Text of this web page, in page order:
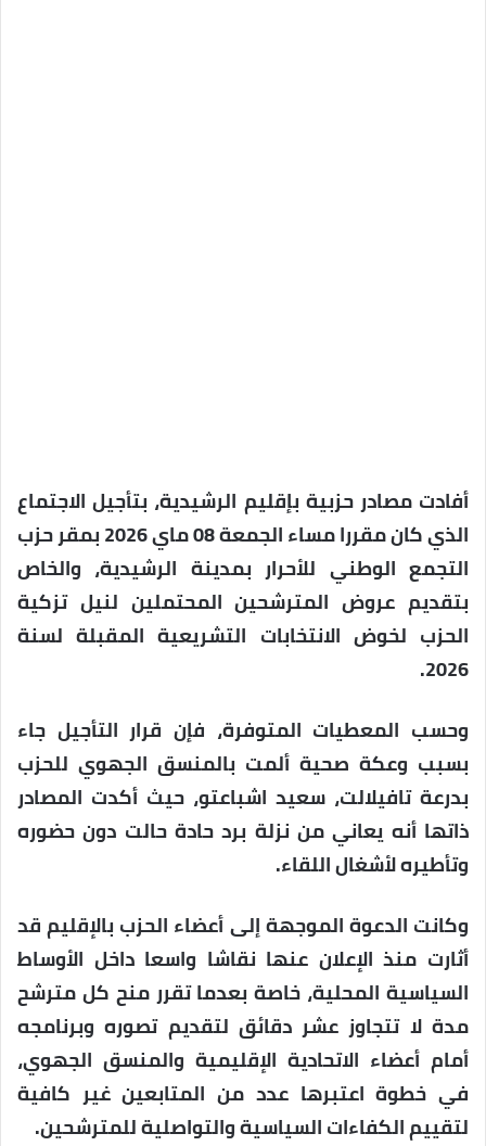
أفادت مصادر حزبية بإقليم الرشيدية، بتأجيل الاجتماع
الذي كان مقررا مساء الجمعة 08 ماي 2026 بمقر حزب
التجمع الوطني للأحرار بمدينة الرشيدية، والخاص
بتقديم عروض المترشحين المحتملين لنيل تزكية
الحزب لخوض الانتخابات التشريعية المقبلة لسنة
2026.
وحسب المعطيات المتوفرة، فإن قرار التأجيل جاء
بسبب وعكة صحية ألمت بالمنسق الجهوي للحزب
بدرعة تافيلالت، سعيد اشباعتو، حيث أكدت المصادر
ذاتها أنه يعاني من نزلة برد حادة حالت دون حضوره
وتأطيره لأشغال اللقاء.
وكانت الدعوة الموجهة إلى أعضاء الحزب بالإقليم قد
أثارت منذ الإعلان عنها نقاشا واسعا داخل الأوساط
السياسية المحلية، خاصة بعدما تقرر منح كل مترشح
مدة لا تتجاوز عشر دقائق لتقديم تصوره وبرنامجه
أمام أعضاء الاتحادية الإقليمية والمنسق الجهوي،
في خطوة اعتبرها عدد من المتابعين غير كافية
لتقييم الكفاءات السياسية والتواصلية للمترشحين.